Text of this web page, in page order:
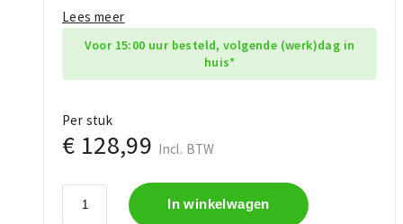
Lees meer
Voor 15:00 uur besteld, volgende (werk)dag in
huis*
Per stuk
€ 128,99 Incl. BTW
In winkelwagen